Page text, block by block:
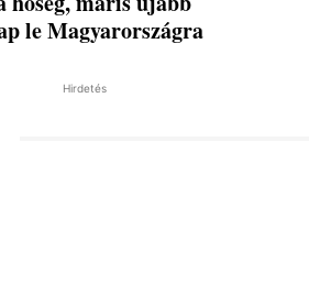
le Magyarországra
Hirdetés